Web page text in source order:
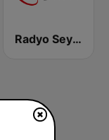
Radyo Seymen